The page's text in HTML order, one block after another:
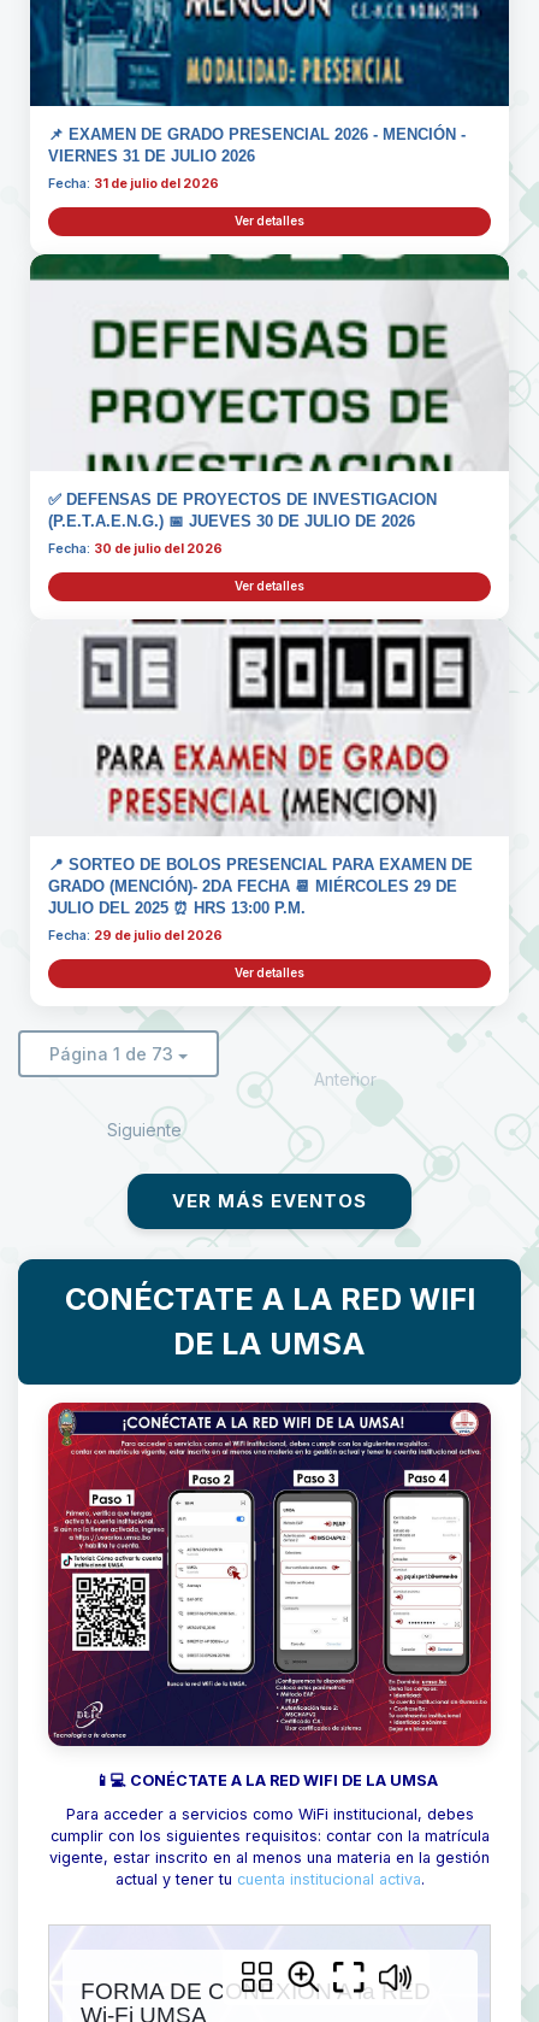
📌 EXAMEN DE GRADO PRESENCIAL 2026 - MENCIÓN -
VIERNES 31 DE JULIO 2026
Fecha: 31 de julio del 2026
Ver detalles
✅ DEFENSAS DE PROYECTOS DE INVESTIGACION
(P.E.T.A.E.N.G.) 📅 JUEVES 30 DE JULIO DE 2026
Fecha: 30 de julio del 2026
Ver detalles
📍 SORTEO DE BOLOS PRESENCIAL PARA EXAMEN DE
GRADO (MENCIÓN)- 2DA FECHA 📆 MIÉRCOLES 29 DE
JULIO DEL 2025 ⏰ HRS 13:00 P.M.
Fecha: 29 de julio del 2026
Ver detalles
Página 1 de 73
Anterior
Siguiente
VER MÁS EVENTOS
CONÉCTATE A LA RED WIFI
DE LA UMSA
📱💻 CONÉCTATE A LA RED WIFI DE LA UMSA
Para acceder a servicios como WiFi institucional, debes
cumplir con los siguientes requisitos: contar con la matrícula
vigente, estar inscrito en al menos una materia en la gestión
actual y tener tu cuenta institucional activa.